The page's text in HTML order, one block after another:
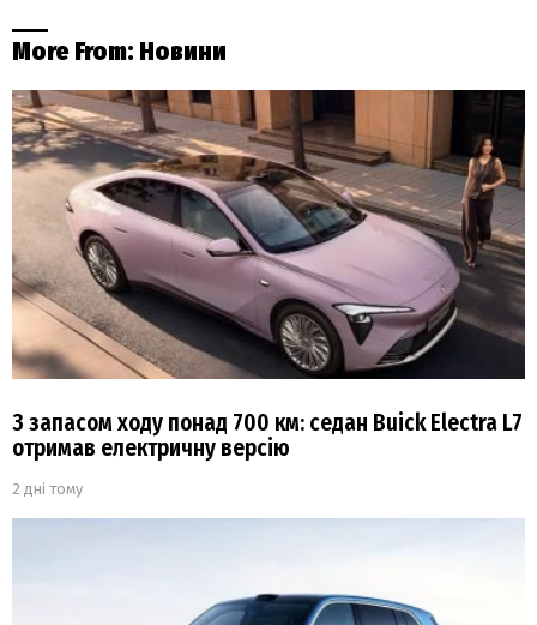
More From: Новини
З запасом ходу понад 700 км: седан Buick Electra L7
отримав електричну версію
2 дні тому